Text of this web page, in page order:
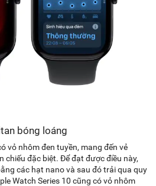
bóng loáng
vỏ nhôm đen tuyền, mang đến vẻ
chiếu đặc biệt. Để đạt được điều này,
các hạt nano và sau đó trải qua quy
Watch Series 10 cũng có vỏ nhôm